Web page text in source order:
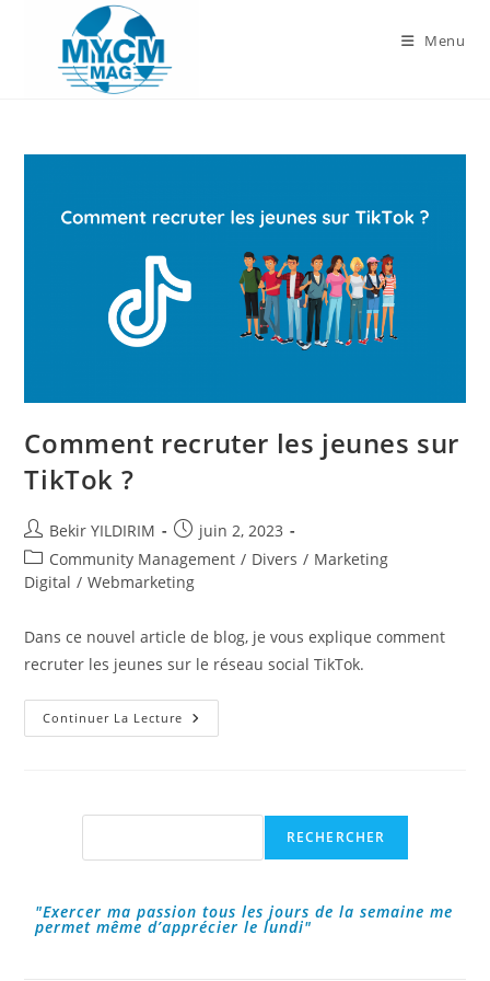
Menu
Comment recruter les jeunes sur
TikTok ?
Auteur/autrice
de
la
publication :
Bekir YILDIRIM
Publication
publiée :
juin 2, 2023
Post
category:
Community Management / Divers / Marketing
Digital / Webmarketing
Dans ce nouvel article de blog, je vous explique comment
recruter les jeunes sur le réseau social TikTok.
Continuer La Lecture Comment
Recruter
RECHERCHER
"Exercer ma passion tous les jours de la semaine me
permet même d’apprécier le lundi"